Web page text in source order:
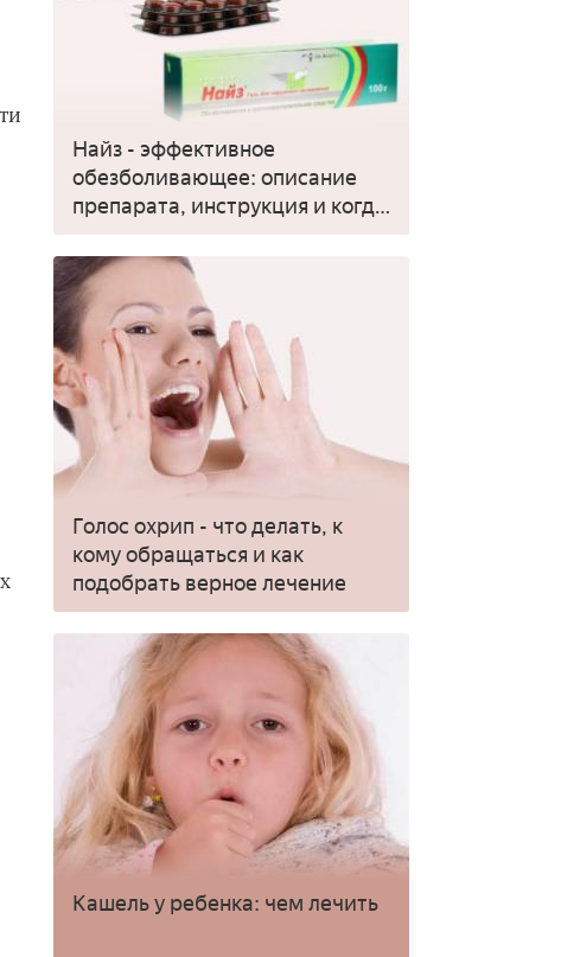
Найз - эффективное
обезболивающее: описание
препарата, инструкция и когда
применять
Голос охрип - что делать, к
кому обращаться и как
подобрать верное лечение
Кашель у ребенка: чем лечить